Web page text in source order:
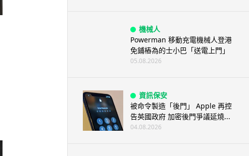
機械人
Powerman 移動充電機械人登港
免鋪樁為的士小巴「送電上門」
05.08.2026
資訊保安
被命令製造「後門」 Apple 再控
告英國政府 加密後門爭議延燒...
04.08.2026